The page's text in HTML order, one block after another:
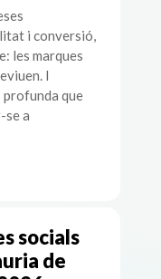
i conversió,
les marques
I
profunda que
se a
socials
de